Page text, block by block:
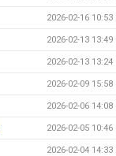
2026-02-16 10:53
2026-02-13 13:49
2026-02-13 13:24
2026-02-09 15:58
2026-02-06 14:08
2026-02-05 10:46
2026-02-04 14:33